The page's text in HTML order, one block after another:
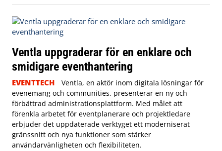
Ventla uppgraderar för en enklare och
smidigare eventhantering
EVENTTECH
Ventla, en aktör inom digitala lösningar för
evenemang och communities, presenterar en ny och
förbättrad administrationsplattform. Med målet att
förenkla arbetet för eventplanerare och projektledare
erbjuder det uppdaterade verktyget ett moderniserat
gränssnitt och nya funktioner som stärker
användarvänligheten och flexibiliteten.